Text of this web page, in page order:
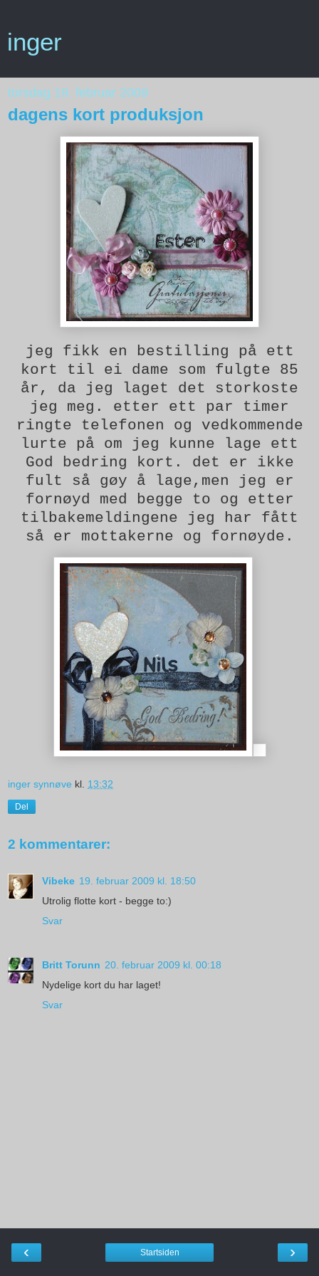
inger
torsdag 19. februar 2009
dagens kort produksjon
jeg fikk en bestilling på ett
kort til ei dame som fulgte 85
år, da jeg laget det storkoste
jeg meg. etter ett par timer
ringte telefonen og vedkommende
lurte på om jeg kunne lage ett
God bedring kort. det er ikke
fult så gøy å lage,men jeg er
fornøyd med begge to og etter
tilbakemeldingene jeg har fått
så er mottakerne og fornøyde.
inger synnøve kl. 13:32
Del
2 kommentarer:
Vibeke 19. februar 2009 kl. 18:50
Utrolig flotte kort - begge to:)
Svar
Britt Torunn 20. februar 2009 kl. 00:18
Nydelige kort du har laget!
Svar
‹ ›
Startsiden